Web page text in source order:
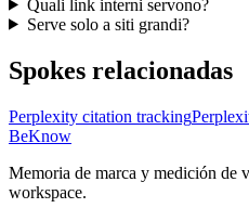
Quali link interni servono?
Serve solo a siti grandi?
Spokes relacionadas
Perplexity citation tracking
BeKnow
Memoria de marca y medición de
workspace.